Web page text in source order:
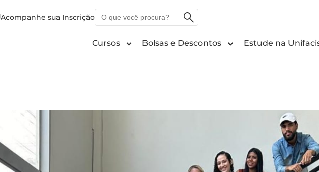
Acompanhe sua Inscrição
que
procura?
Cursos Bolsas e Descontos Estude na